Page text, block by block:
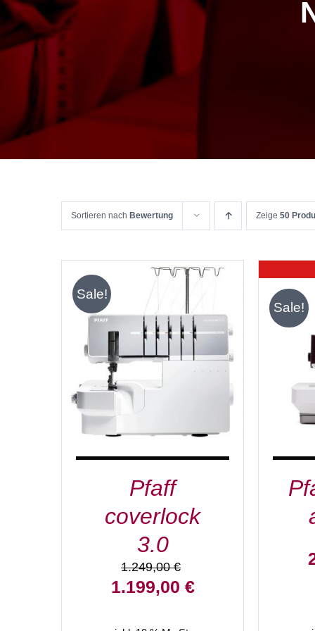
Sortieren nach Bewertung Zeige 50
Sale!
DETAILS
Pfaff
coverlock
3.0
1.249,00€
Ursprünglicher
1.199,00 €Aktueller
Sale!